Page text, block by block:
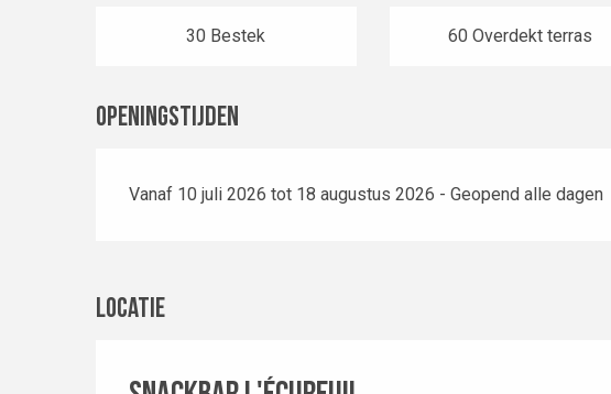
30 Bestek 60 Overdekt terras
Openingstijden
Vanaf 10 juli 2026 tot 18 augustus 2026 - Geopend alle dagen
Locatie